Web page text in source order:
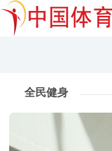
全民健身